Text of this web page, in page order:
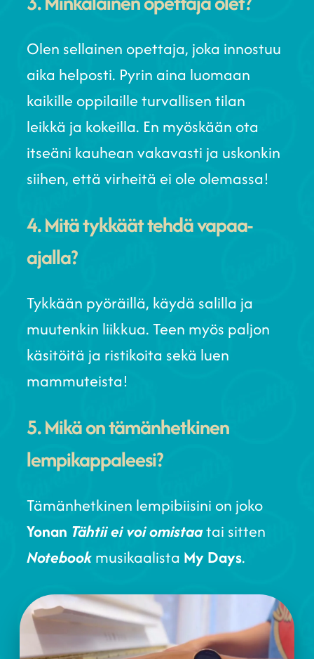
Olen sellainen opettaja, joka innostuu
aika helposti. Pyrin aina luomaan
kaikille oppilaille turvallisen tilan
leikkä ja kokeilla. En myöskään ota
itseäni kauhean vakavasti ja uskonkin
siihen, että virheitä ei ole olemassa!
4. Mitä tykkäät tehdä vapaa-
ajalla?
Tykkään pyöräillä, käydä salilla ja
muutenkin liikkua. Teen myös paljon
käsitöitä ja ristikoita sekä luen
mammuteista!
5. Mikä on tämänhetkinen
lempikappaleesi?
Tämänhetkinen lempibiisini on joko
Yonan Tähtii ei voi omistaatai sitten
Notebookmusikaalista My Days.